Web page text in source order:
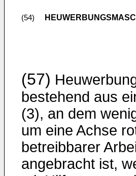
(54)
(57)
bestehend aus
(3), an dem
um eine Achse
betreibbarer
angebracht ist,